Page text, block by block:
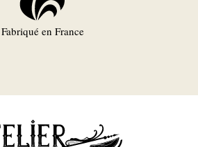
Fabriqué en France